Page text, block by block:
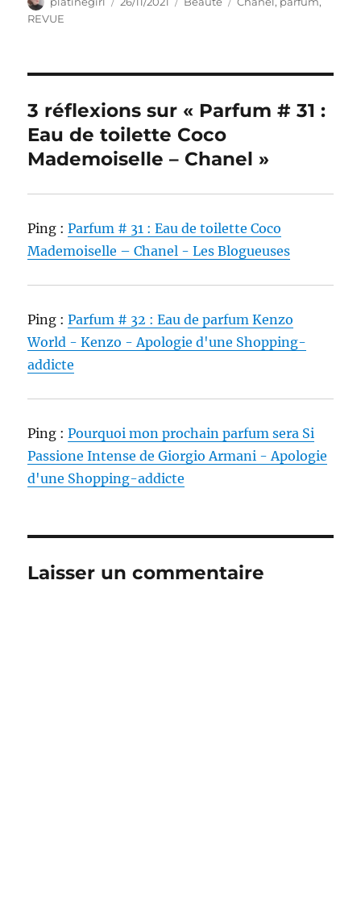
REVUE
3 réflexions sur « Parfum # 31 :
Eau de toilette Coco
Mademoiselle – Chanel »
Ping :Parfum # 31 : Eau de toilette Coco
Mademoiselle – Chanel - Les Blogueuses
Ping :Parfum # 32 : Eau de parfum Kenzo
World - Kenzo - Apologie d'une Shopping-
addicte
Ping :Pourquoi mon prochain parfum sera Si
Passione Intense de Giorgio Armani - Apologie
d'une Shopping-addicte
Laisser un commentaire